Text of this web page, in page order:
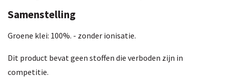
Samenstelling
Groene klei: 100%. - zonder ionisatie.
Dit product bevat geen stoffen die verboden zijn in
competitie.